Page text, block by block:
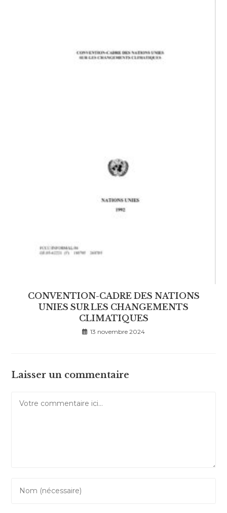
CONVENTION-CADRE DES NATIONS
UNIES SUR LES CHANGEMENTS
CLIMATIQUES
13 novembre 2024
Laisser un commentaire
your